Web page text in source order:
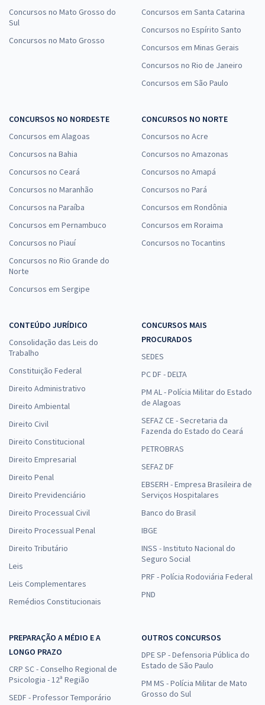
Concursos no Mato Grosso do
Sul
Concursos no Mato Grosso
Concursos em Santa Catarina
Concursos no Espírito Santo
Concursos em Minas Gerais
Concursos no Rio de Janeiro
Concursos em São Paulo
CONCURSOS NO NORDESTE
Concursos em Alagoas
Concursos na Bahia
Concursos no Ceará
Concursos no Maranhão
Concursos na Paraíba
Concursos em Pernambuco
Concursos no Piauí
Concursos no Rio Grande do
Norte
Concursos em Sergipe
CONCURSOS NO NORTE
Concursos no Acre
Concursos no Amazonas
Concursos no Amapá
Concursos no Pará
Concursos em Rondônia
Concursos em Roraima
Concursos no Tocantins
CONTEÚDO JURÍDICO
Consolidação das Leis do
Trabalho
Constituição Federal
Direito Administrativo
Direito Ambiental
Direito Civil
Direito Constitucional
Direito Empresarial
Direito Penal
Direito Previdenciário
Direito Processual Civil
Direito Processual Penal
Direito Tributário
Leis
Leis Complementares
Remédios Constitucionais
CONCURSOS MAIS
PROCURADOS
SEDES
PC DF - DELTA
PM AL - Polícia Militar do Estado
de Alagoas
SEFAZ CE - Secretaria da
Fazenda do Estado do Ceará
PETROBRAS
SEFAZ DF
EBSERH - Empresa Brasileira de
Serviços Hospitalares
Banco do Brasil
IBGE
INSS - Instituto Nacional do
Seguro Social
PRF - Polícia Rodoviária Federal
PND
PREPARAÇÃO A MÉDIO E A
LONGO PRAZO
CRP SC - Conselho Regional de
Psicologia - 12ª Região
SEDF - Professor Temporário
OUTROS CONCURSOS
DPE SP - Defensoria Pública do
Estado de São Paulo
PM MS - Polícia Militar de Mato
Grosso do Sul